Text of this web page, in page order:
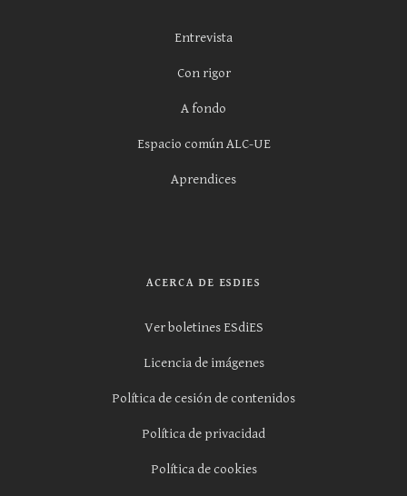
Entrevista
Con rigor
A fondo
Espacio común ALC-UE
Aprendices
ACERCA DE ESDIES
Ver boletines ESdiES
Licencia de imágenes
Política de cesión de contenidos
Política de privacidad
Política de cookies